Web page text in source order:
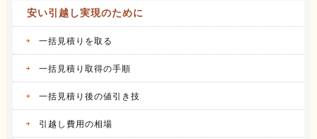
2016.04.14
サカイ引越センターの体験談
会社都合での引越しだったこともあり、費用は
2016.04.14
アート引越センターの体験談
私は、仕事の関係で人事異動があり、同じ県内
安い引越し実現のために
一括見積りを取る
一括見積り取得の手順
一括見積り後の値引き技
引越し費用の相場